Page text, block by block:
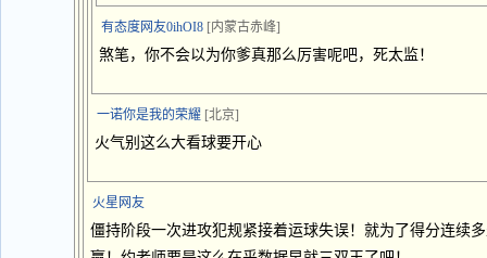
有态度网友0ihOI8 [内蒙古赤峰]
煞笔，你不会以为你爹真那么厉害呢吧，死太监！
一诺你是我的荣耀 [北京]
火气别这么大看球要开心
火星网友
僵持阶段一次进攻犯规紧接着运球失误！就为了得分连续